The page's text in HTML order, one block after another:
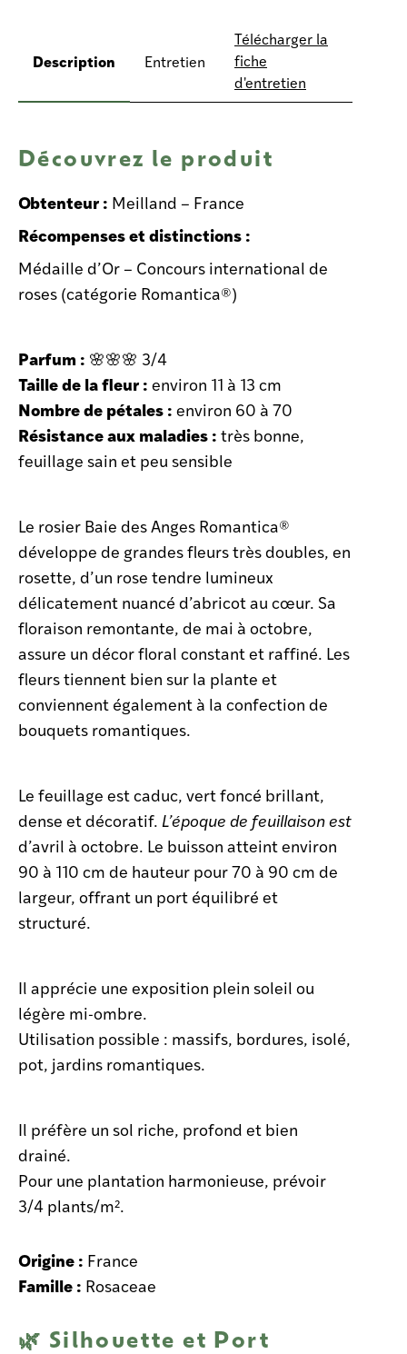
Description Entretien
Télécharger la
fiche
d'entretien
Découvrez le produit
Obtenteur : Meilland – France
Récompenses et distinctions :
Médaille d’Or – Concours international de
roses (catégorie Romantica®)
Parfum : 🌸🌸🌸 3/4
Taille de la fleur : environ 11 à 13 cm
Nombre de pétales : environ 60 à 70
Résistance aux maladies : très bonne,
feuillage sain et peu sensible
Le rosier Baie des Anges Romantica®
développe de grandes fleurs très doubles, en
rosette, d’un rose tendre lumineux
délicatement nuancé d’abricot au cœur. Sa
floraison remontante, de mai à octobre,
assure un décor floral constant et raffiné. Les
fleurs tiennent bien sur la plante et
conviennent également à la confection de
bouquets romantiques.
Le feuillage est caduc, vert foncé brillant,
dense et décoratif. L’époque de feuillaison est
d’avril à octobre. Le buisson atteint environ
90 à 110 cm de hauteur pour 70 à 90 cm de
largeur, offrant un port équilibré et
structuré.
Il apprécie une exposition plein soleil ou
légère mi-ombre.
Utilisation possible : massifs, bordures, isolé,
pot, jardins romantiques.
Il préfère un sol riche, profond et bien
drainé.
Pour une plantation harmonieuse, prévoir
3/4 plants/m².
Origine : France
Famille : Rosaceae
🌿 Silhouette et Port